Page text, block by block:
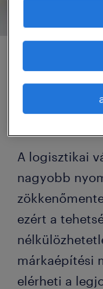
vonzó
A logisztikai
nagyobb
ezért a
márkaépítési
elérheti a